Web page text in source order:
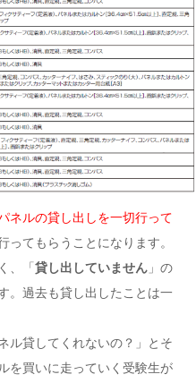
ネルの貸し出しを一切行って
ってもらうことになります。
、「 貸し出していません 」の
。過去も貸し出したことは一
ル貸してくれないの？」とそ
を買いに走っていく受験生が